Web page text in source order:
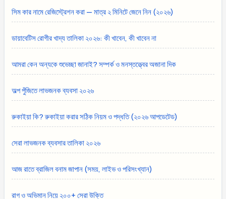
সিম কার নামে রেজিস্ট্রেশন করা — মাত্র ২ মিনিটে জেনে নিন (২০২৬)
ডায়াবেটিস রোগীর খাদ্য তালিকা ২০২৬: কী খাবেন, কী খাবেন না
আমরা কেন অন্যকে শুভেচ্ছা জানাই? সম্পর্ক ও মনস্তত্ত্বের অজানা দিক
অল্প পুঁজিতে লাভজনক ব্যবসা ২০২৬
রুকাইয়া কি? রুকাইয়া করার সঠিক নিয়ম ও পদ্ধতি (২০২৬ আপডেটেড)
সেরা লাভজনক ব্যবসার তালিকা ২০২৬
আজ রাতে ব্রাজিল বনাম জাপান (সময়, লাইভ ও পরিসংখ্যান)
রাগ ও অভিমান নিয়ে ২০০+ সেরা উক্তি